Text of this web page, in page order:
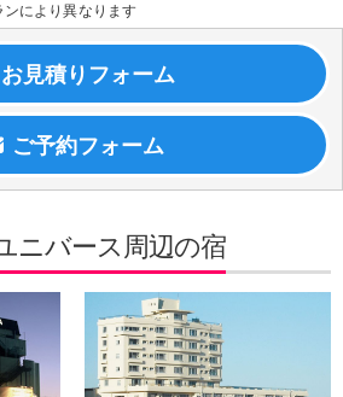
により異なります
ニバース周辺の宿